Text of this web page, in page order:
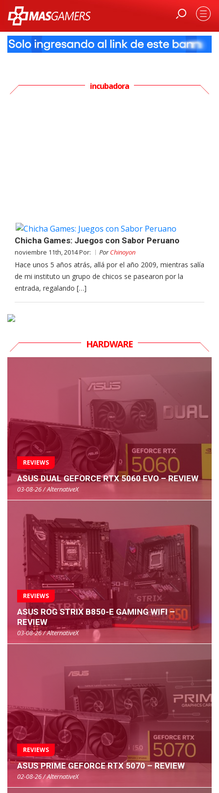
incubadora
Chicha Games: Juegos con Sabor Peruano
noviembre 11th, 2014 Por: PorChinoyon
Hace unos 5 años atrás, allá por el año 2009, mientras salía
de mi instituto un grupo de chicos se pasearon por la
entrada, regalando […]
HARDWARE
REVIEWS
ASUS DUAL GEFORCE RTX 5060 EVO – REVIEW
03-08-26 / AlternativeX
REVIEWS
ASUS ROG STRIX B850-E GAMING WIFI –
REVIEW
03-08-26 / AlternativeX
REVIEWS
ASUS PRIME GEFORCE RTX 5070 – REVIEW
02-08-26 / AlternativeX